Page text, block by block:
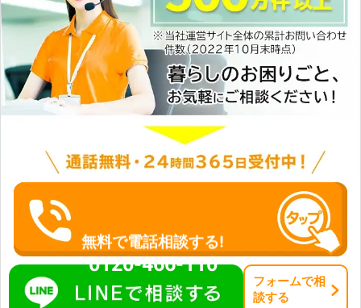
にお任せを！
無料で電話相談する!
0120-466-110
フォームで相
談する